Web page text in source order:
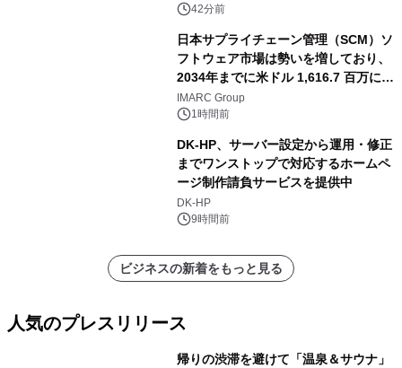
42分前
日本サプライチェーン管理（SCM）ソ
フトウェア市場は勢いを増しており、
2034年までに米ドル 1,616.7 百万に達
し、CAGR 3.42%で成長すると予測
IMARC Group
1時間前
DK-HP、サーバー設定から運用・修正
までワンストップで対応するホームペ
ージ制作請負サービスを提供中
DK-HP
9時間前
ビジネスの新着をもっと見る
人気のプレスリリース
帰りの渋滞を避けて「温泉＆サウナ」